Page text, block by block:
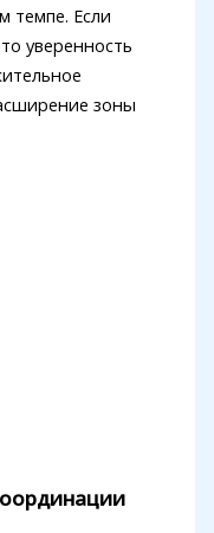
темпе. Если
уверенность
зоны